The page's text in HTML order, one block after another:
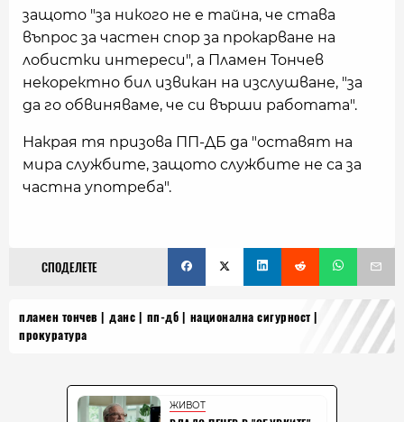
защото "за никого не е тайна, че става
въпрос за частен спор за прокарване на
лобистки интереси", а Пламен Тончев
некоректно бил извикан на изслушване, "за
да го обвиняваме, че си върши работата".
Накрая тя призова ПП-ДБ да "оставят на
мира службите, защото службите не са за
частна употреба".
СПОДЕЛЕТЕ
пламен тончев данс пп-дб
национална сигурност
прокуратура